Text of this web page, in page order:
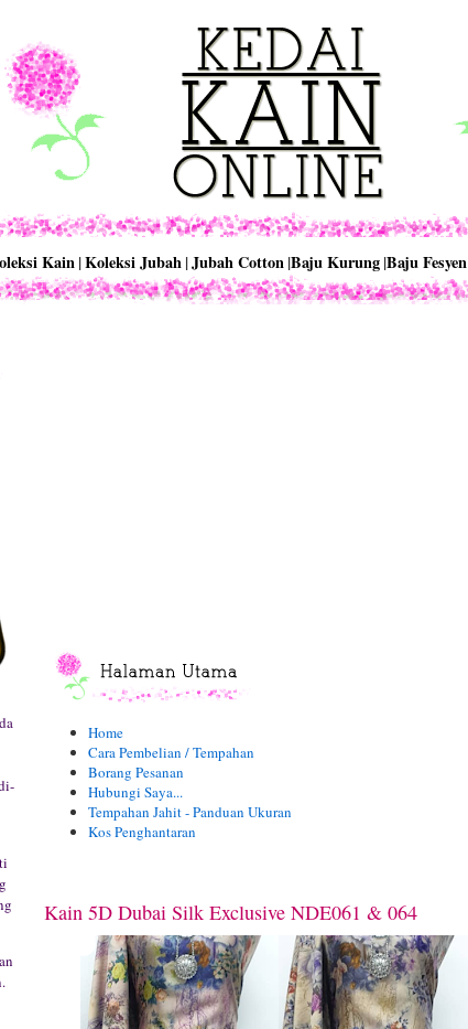
Kain|Koleksi Jubah|Jubah Cotton|Baju Kurung|Baju Fesyen
Home
Cara Pembelian / Tempahan
Borang Pesanan
Hubungi Saya...
Tempahan Jahit - Panduan Ukuran
Kos Penghantaran
Kain 5D Dubai Silk Exclusive NDE061 & 064